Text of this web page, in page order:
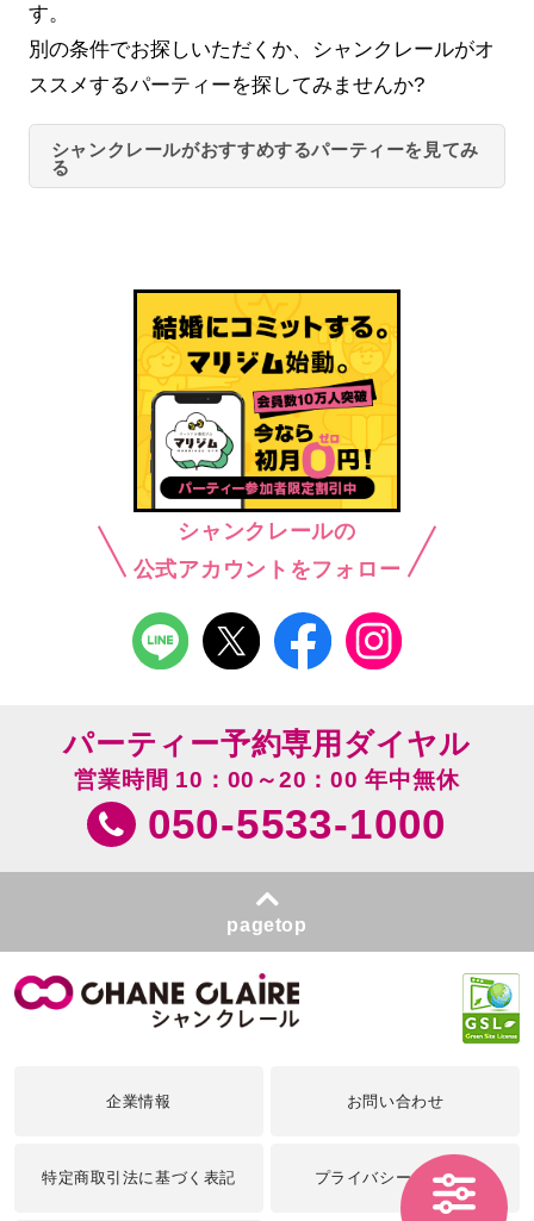
す。
別の条件でお探しいただくか、シャンクレールがオ
ススメするパーティーを探してみませんか?
シャンクレールがおすすめするパーティーを見てみ
る
シャンクレールの
公式アカウントをフォロー
パーティー予約専用ダイヤル
営業時間 10：00～20：00 年中無休
050-5533-1000
pagetop
企業情報 お問い合わせ
特定商取引法に基づく表記 プライバシーポリシー